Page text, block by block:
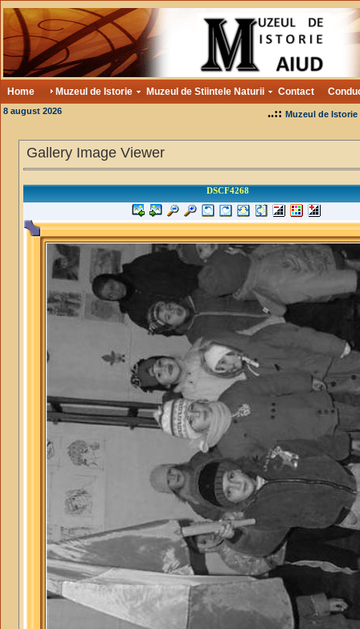
Home Muzeul de Istorie Muzeul de Stiintele Naturii Contact
8 august 2026 ..:: Muzeul de Istorie
Gallery Image Viewer
DSCF4268